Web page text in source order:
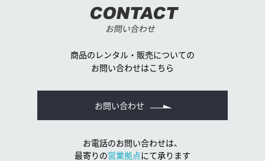
CONTACT
お問い合わせ
商品のレンタル・販売についての
お問い合わせはこちら
お問い合わせ
お電話のお問い合わせは、
最寄りの営業拠点にて承ります